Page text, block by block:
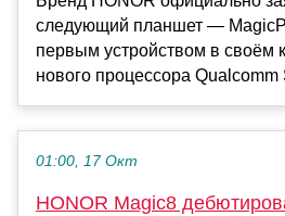
следующий планшет —
первым устройством в своём
нового процессора Qualcomm
01:00, 17 Окт
HONOR Magic8